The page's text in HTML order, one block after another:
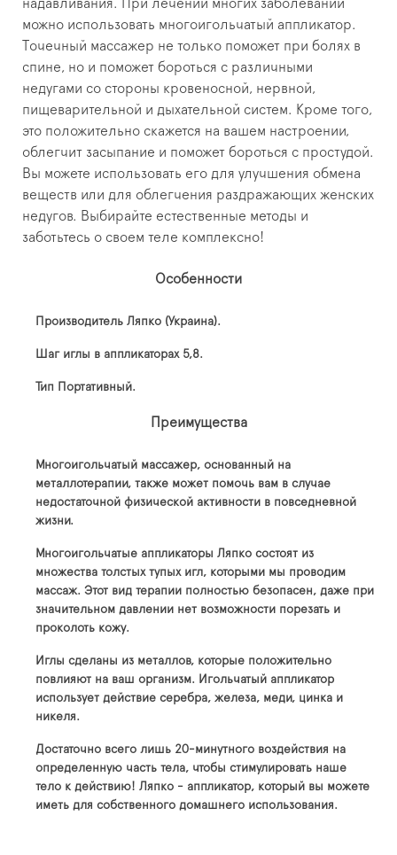
надавливания. При лечении многих заболеваний
можно использовать многоигольчатый аппликатор.
Точечный массажер не только поможет при болях в
спине, но и поможет бороться с различными
недугами со стороны кровеносной, нервной,
пищеварительной и дыхательной систем. Кроме того,
это положительно скажется на вашем настроении,
облегчит засыпание и поможет бороться с простудой.
Вы можете использовать его для улучшения обмена
веществ или для облегчения раздражающих женских
недугов. Выбирайте естественные методы и
заботьтесь о своем теле комплексно!
Особенности
Производитель Ляпко (Украина).
Шаг иглы в аппликаторах 5,8.
Тип Портативный.
Преимущества
Многоигольчатый массажер, основанный на
металлотерапии, также может помочь вам в случае
недостаточной физической активности в повседневной
жизни.
Многоигольчатые аппликаторы Ляпко состоят из
множества толстых тупых игл, которыми мы проводим
массаж. Этот вид терапии полностью безопасен, даже при
значительном давлении нет возможности порезать и
проколоть кожу.
Иглы сделаны из металлов, которые положительно
повлияют на ваш организм. Игольчатый аппликатор
использует действие серебра, железа, меди, цинка и
никеля.
Достаточно всего лишь 20-минутного воздействия на
определенную часть тела, чтобы стимулировать наше
тело к действию! Ляпко - аппликатор, который вы можете
иметь для собственного домашнего использования.